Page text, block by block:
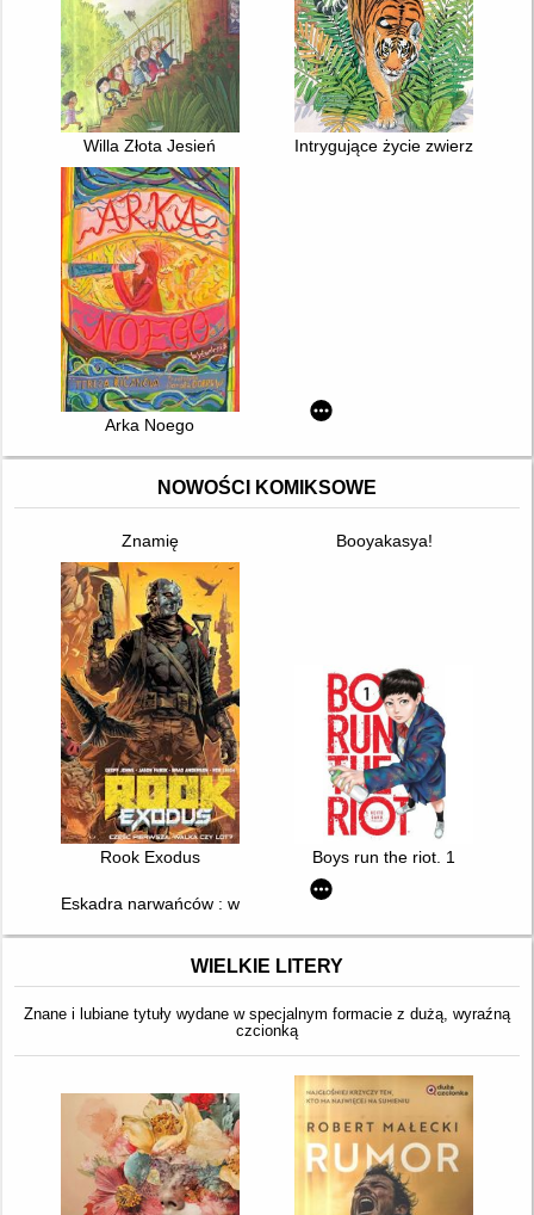
Willa Złota Jesień Intrygujące życie zwierząt
Arka Noego
NOWOŚCI KOMIKSOWE
Znamię Booyakasya!
Rook Exodus Boys run the riot. 1
Eskadra narwańców : wydanie zbiorcze. [1-3]
WIELKIE LITERY
Znane i lubiane tytuły wydane w specjalnym formacie z dużą, wyraźną
czcionką